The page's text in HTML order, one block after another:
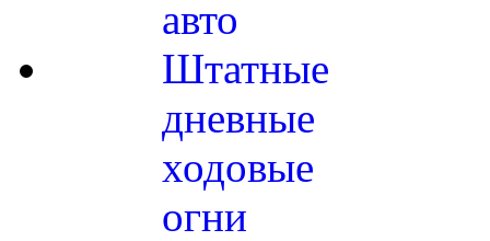
авто
Штатные
дневные
ходовые
огни